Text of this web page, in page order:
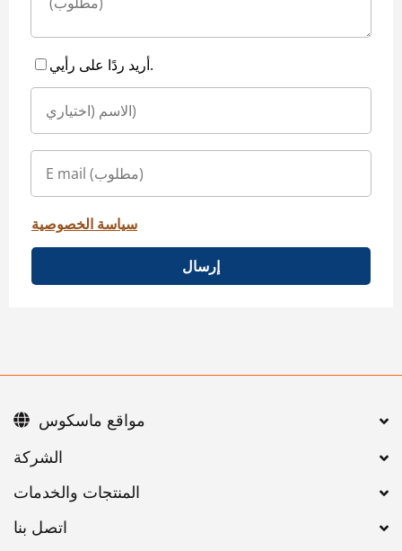
أريد ردًا على رأيي.
سياسة الخصوصية
إرسال
اتصل بنا
مواقع ماسكوس